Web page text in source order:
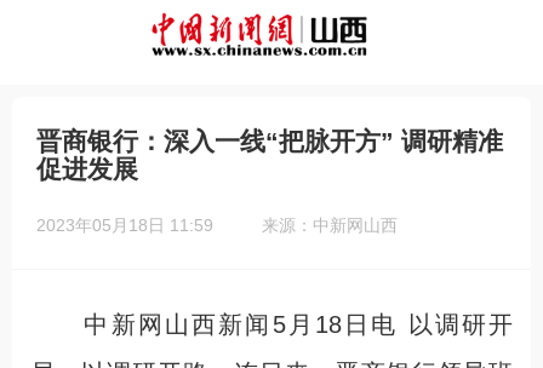
晋商银行：深入一线“把脉开方” 调研精准
促进发展
2023年05月18日 11:59 来源：中新网山西
中新网山西新闻5月18日电 以调研开